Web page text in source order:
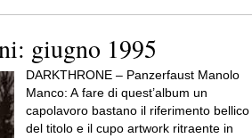
giugno 1995
DARKTHRONE – Panzerfaust Manolo
Manco: A fare di quest’album un
capolavoro bastano il riferimento bellico
del titolo e il cupo artwork ritraente in